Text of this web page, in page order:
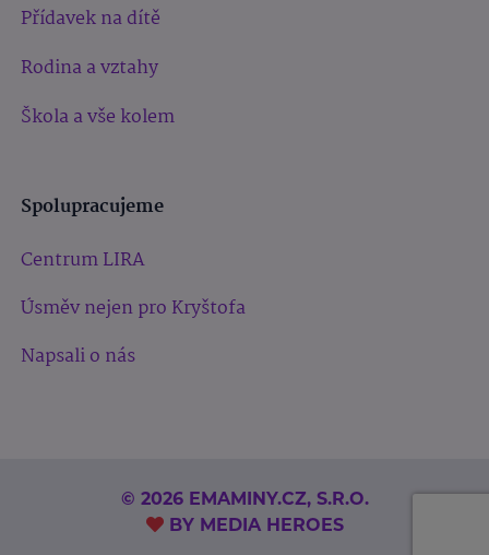
Přídavek na dítě
Rodina a vztahy
Škola a vše kolem
Spolupracujeme
Centrum LIRA
Úsměv nejen pro Kryštofa
Napsali o nás
© 2026 EMAMINY.CZ, S.R.O.
BY MEDIA HEROES